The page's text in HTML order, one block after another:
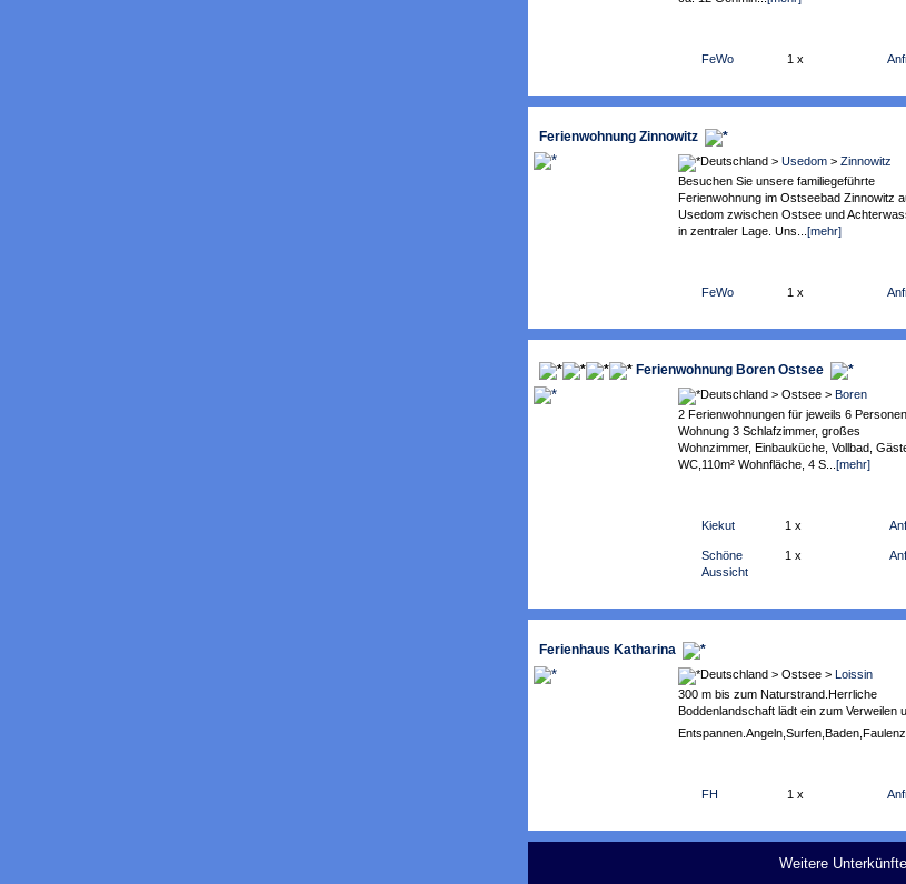
FeWo 1 x
Ferienwohnung Zinnowitz
Deutschland > Usedom > Zinnowitz
Besuchen Sie unsere familiegeführte
Ferienwohnung im Ostseebad Zinnowitz
Usedom zwischen Ostsee und
in zentraler Lage. Uns... [mehr]
FeWo 1 x
Ferienwohnung Boren Ostsee
Deutschland > Ostsee > Boren
2 Ferienwohnungen für jeweils 6
Wohnung 3 Schlafzimmer, großes
Wohnzimmer, Einbauküche, Vollbad,
WC,110m² Wohnfläche, 4 S... [mehr]
Kiekut 1 x
Schöne
Aussicht
1 x
Ferienhaus Katharina
Deutschland > Ostsee > Loissin
300 m bis zum Naturstrand.Herrliche
Boddenlandschaft lädt ein zum Verweilen
FH 1 x
Weitere